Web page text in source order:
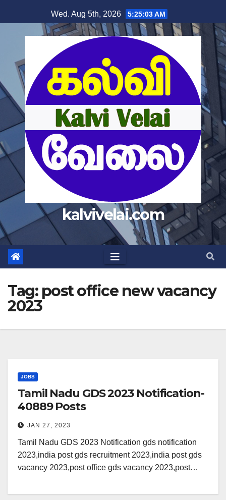
to
content
Wed. Aug 5th, 2026 5:25:04 AM
kalvivelai.com
Tag: post office new vacancy
2023
JOBS
Tamil Nadu GDS 2023 Notification-
40889 Posts
JAN 27, 2023
Tamil Nadu GDS 2023 Notification gds notification
2023,india post gds recruitment 2023,india post gds
vacancy 2023,post office gds vacancy 2023,post…